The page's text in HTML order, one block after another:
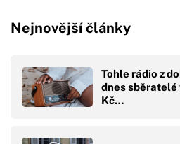
Nejnovější články
Tohle rádio z
dnes sběratelé
Kč…